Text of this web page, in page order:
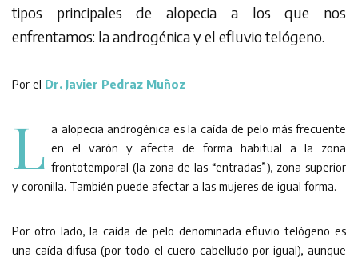
tipos principales de alopecia a los que nos
enfrentamos: la androgénica y el efluvio telógeno.
Por el Dr. Javier Pedraz Muñoz
L a alopecia androgénica es la caída de pelo más frecuente
en el varón y afecta de forma habitual a la zona
frontotemporal (la zona de las “entradas”), zona superior
y coronilla. También puede afectar a las mujeres de igual forma.
Por otro lado, la caída de pelo denominada efluvio telógeno es
una caída difusa (por todo el cuero cabelludo por igual), aunque